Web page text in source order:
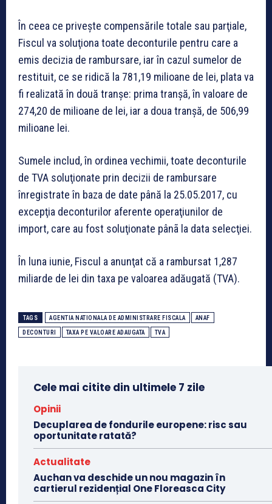
În ceea ce privește compensările totale sau parţiale,
Fiscul va soluţiona toate deconturile pentru care a
emis decizia de rambursare, iar în cazul sumelor de
restituit, ce se ridică la 781,19 milioane de lei, plata va
fi realizată în două tranşe: prima tranşă, în valoare de
274,20 de milioane de lei, iar a doua tranşă, de 506,99
milioane lei.
Sumele includ, în ordinea vechimii, toate deconturile
de TVA soluţionate prin decizii de rambursare
înregistrate în baza de date până la 25.05.2017, cu
excepţia deconturilor aferente operaţiunilor de
import, care au fost soluţionate pânã la data selecţiei.
În luna iunie, Fiscul a anunţat că a rambursat 1,287
miliarde de lei din taxa pe valoarea adăugată (TVA).
TAGS AGENTIA NATIONALA DE ADMINISTRARE FISCALA ANAF
DECONTURI TAXA PE VALOARE ADAUGATA TVA
Cele mai citite din ultimele 7 zile
Opinii
Decuplarea de fondurile europene: risc sau
oportunitate ratată?
Actualitate
Auchan va deschide un nou magazin în
cartierul rezidențial One Floreasca City